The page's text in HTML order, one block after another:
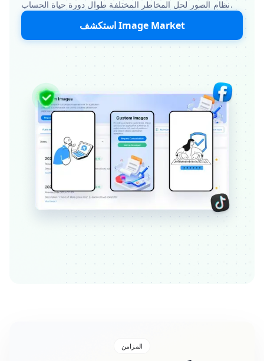
نظام الصور لحل المخاطر المختلفة طوال دورة حياة الحساب.
استكشف Image Market
المزامن